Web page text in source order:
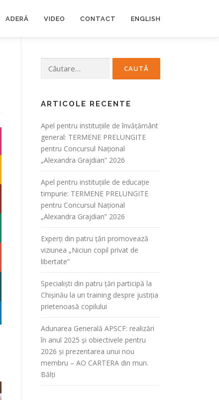
ADERĂ VIDEO CONTACT ENGLISH
după:
ARTICOLE RECENTE
Apel pentru instituțiile de învățământ
general: TERMENE PRELUNGITE
pentru Concursul Național
„Alexandra Grajdian” 2026
Apel pentru instituțiile de educație
timpurie: TERMENE PRELUNGITE
pentru Concursul Național
„Alexandra Grajdian” 2026
Experți din patru țări promovează
viziunea „Niciun copil privat de
libertate”
Specialiști din patru țări participă la
Chișinău la un training despre justiția
prietenoasă copilului
Adunarea Generală APSCF: realizări
în anul 2025 și obiectivele pentru
2026 și prezentarea unui nou
membru – AO CARTERA din mun.
Bălți